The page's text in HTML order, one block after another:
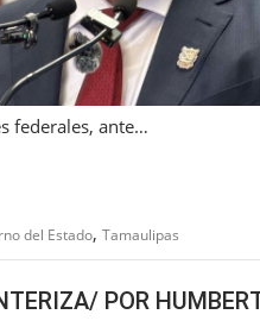
federales, ante…
del Estado, Tamaulipas
POR